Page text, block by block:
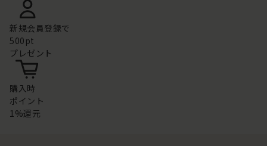
新規会員登録で
500pt
プレゼント
購入時
ポイント
1%還元